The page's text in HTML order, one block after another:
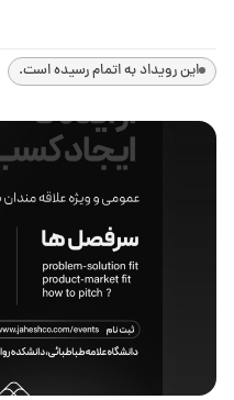
این رویداد به اتمام رسیده است.